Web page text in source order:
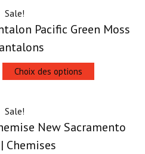
Sale!
Pacific Green Moss
Choix des options
Sale!
New Sacramento
Chemises